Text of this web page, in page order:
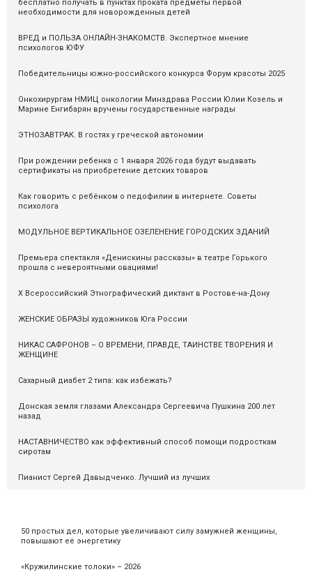
50 простых дел, которые увеличивают силу замужней женщины,
повышают её энергетику
«Кружилинские толоки» – 2026
бесплатно получать в пунктах проката предметы первой
необходимости для новорожденных детей
ВРЕД и ПОЛЬЗА ОНЛАЙН-ЗНАКОМСТВ. Экспертное мнение
психологов ЮФУ
Победительницы южно-российского конкурса Форум красоты 2025
Онкохирургам НМИЦ онкологии Минздрава России Юлии Козель и
Марине Енгибарян вручены государственные награды
ЭТНОЗАВТРАК. В гостях у греческой автономии
При рождении ребенка с 1 января 2026 года будут выдавать
сертификаты на приобретение детских товаров
Как говорить с ребёнком о педофилии в интернете. Советы
психолога
МОДУЛЬНОЕ ВЕРТИКАЛЬНОЕ ОЗЕЛЕНЕНИЕ ГОРОДСКИХ ЗДАНИЙ
Премьера спектакля «Денискины рассказы» в театре Горького
прошла с невероятными овациями!
X Всероссийский Этнографический диктант в Ростове-на-Дону
ЖЕНСКИЕ ОБРАЗЫ художников Юга России
НИКАС САФРОНОВ – О ВРЕМЕНИ, ПРАВДЕ, ТАИНСТВЕ ТВОРЕНИЯ И
ЖЕНЩИНЕ
Сахарный диабет 2 типа: как избежать?
Донская земля глазами Александра Сергеевича Пушкина 200 лет
назад
НАСТАВНИЧЕСТВО как эффективный способ помощи подросткам
сиротам
Пианист Сергей Давыдченко. Лучший из лучших